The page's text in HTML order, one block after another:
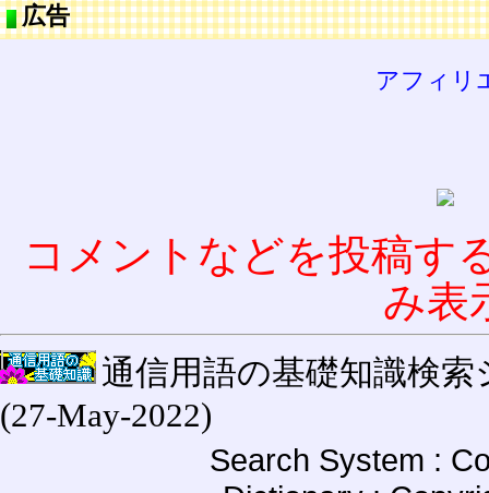
広告
アフィリ
コメントなどを投稿す
み表
通信用語の基礎知識検索
(27-May-2022)
Search System :